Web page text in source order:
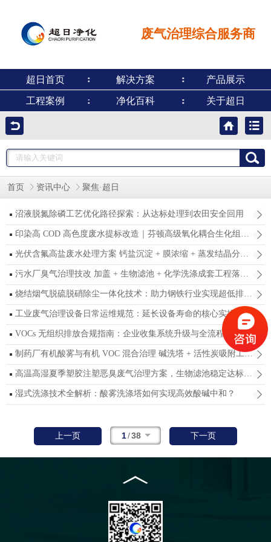
废气治理综合服务商
超日首页 解决方案 产品展示
工程案例 净化百科 关于超日
首页 资讯中心 聚焦·超日
沼液脱氮除磷工艺优化路径探索：从达标处理到农田安全回用
印染高 COD 高色度废水提标改造｜芬顿高级氧化耦合生化组合工艺应用分析
光伏含氟高盐废水处理方案 钙盐沉淀 + 膜浓缩 + 蒸发结晶分质回用技术解析
污水厂臭气治理技改 加盖 + 生物滤池 + 化学洗涤成套工程落地要点
烧结烟气脱硫脱硝除尘一体化技术：助力钢铁行业实现超低排放达标
工业废气治理设备日常运维规范：延长设备寿命的核心实操要点
VOCs 无组织排放合规指南：企业收集系统升级与全流程管控落地路径
制药厂有机酸雾与有机 VOC 混合治理 碱洗塔 + 活性炭吸附工艺详解
高温高湿夏季塑胶注塑恶臭废气治理方案，生物滤池稳定达标工程案例解析
湿式洗涤技术全解析：酸雾洗涤塔如何实现高效酸碱中和？
上一页 1/38 下一页